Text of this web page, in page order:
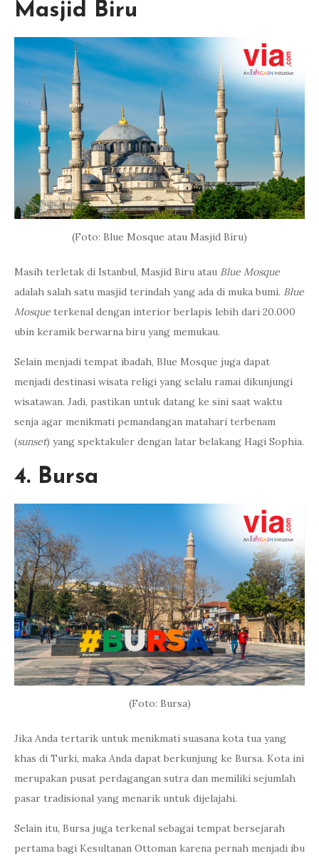
Masjid Biru
(Foto: Blue Mosque atau Masjid Biru)
Masih terletak di Istanbul, Masjid Biru atau Blue Mosque
adalah salah satu masjid terindah yang ada di muka bumi. Blue
Mosque terkenal dengan interior berlapis lebih dari 20.000
ubin keramik berwarna biru yang memukau.
Selain menjadi tempat ibadah, Blue Mosque juga dapat
menjadi destinasi wisata religi yang selalu ramai dikunjungi
wisatawan. Jadi, pastikan untuk datang ke sini saat waktu
senja agar menikmati pemandangan matahari terbenam
(sunset) yang spektakuler dengan latar belakang Hagi Sophia.
4. Bursa
(Foto: Bursa)
Jika Anda tertarik untuk menikmati suasana kota tua yang
khas di Turki, maka Anda dapat berkunjung ke Bursa. Kota ini
merupakan pusat perdagangan sutra dan memiliki sejumlah
pasar tradisional yang menarik untuk dijelajahi.
Selain itu, Bursa juga terkenal sebagai tempat bersejarah
pertama bagi Kesultanan Ottoman karena pernah menjadi ibu